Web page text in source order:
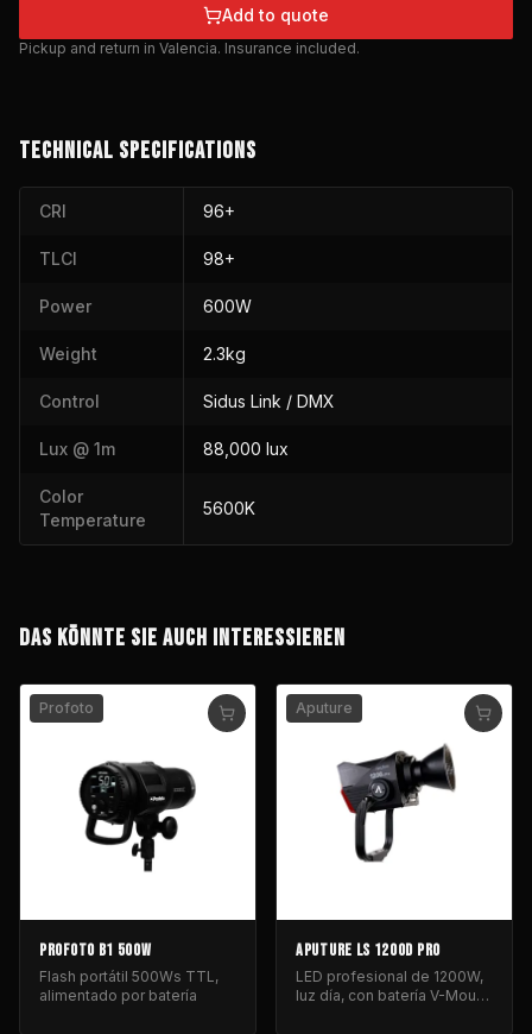
Add to quote
Pickup and return in Valencia. Insurance included.
TECHNICAL SPECIFICATIONS
CRI 96+
TLCI 98+
Power 600W
Weight 2.3kg
Control Sidus Link / DMX
Lux @ 1m 88,000 lux
Color
Temperature
5600K
DAS KÖNNTE SIE AUCH INTERESSIEREN
Profoto
PROFOTO B1 500W
Flash portátil 500Ws TTL,
alimentado por batería
Aputure
APUTURE LS 1200D PRO
LED profesional de 1200W,
luz día, con batería V-Mount